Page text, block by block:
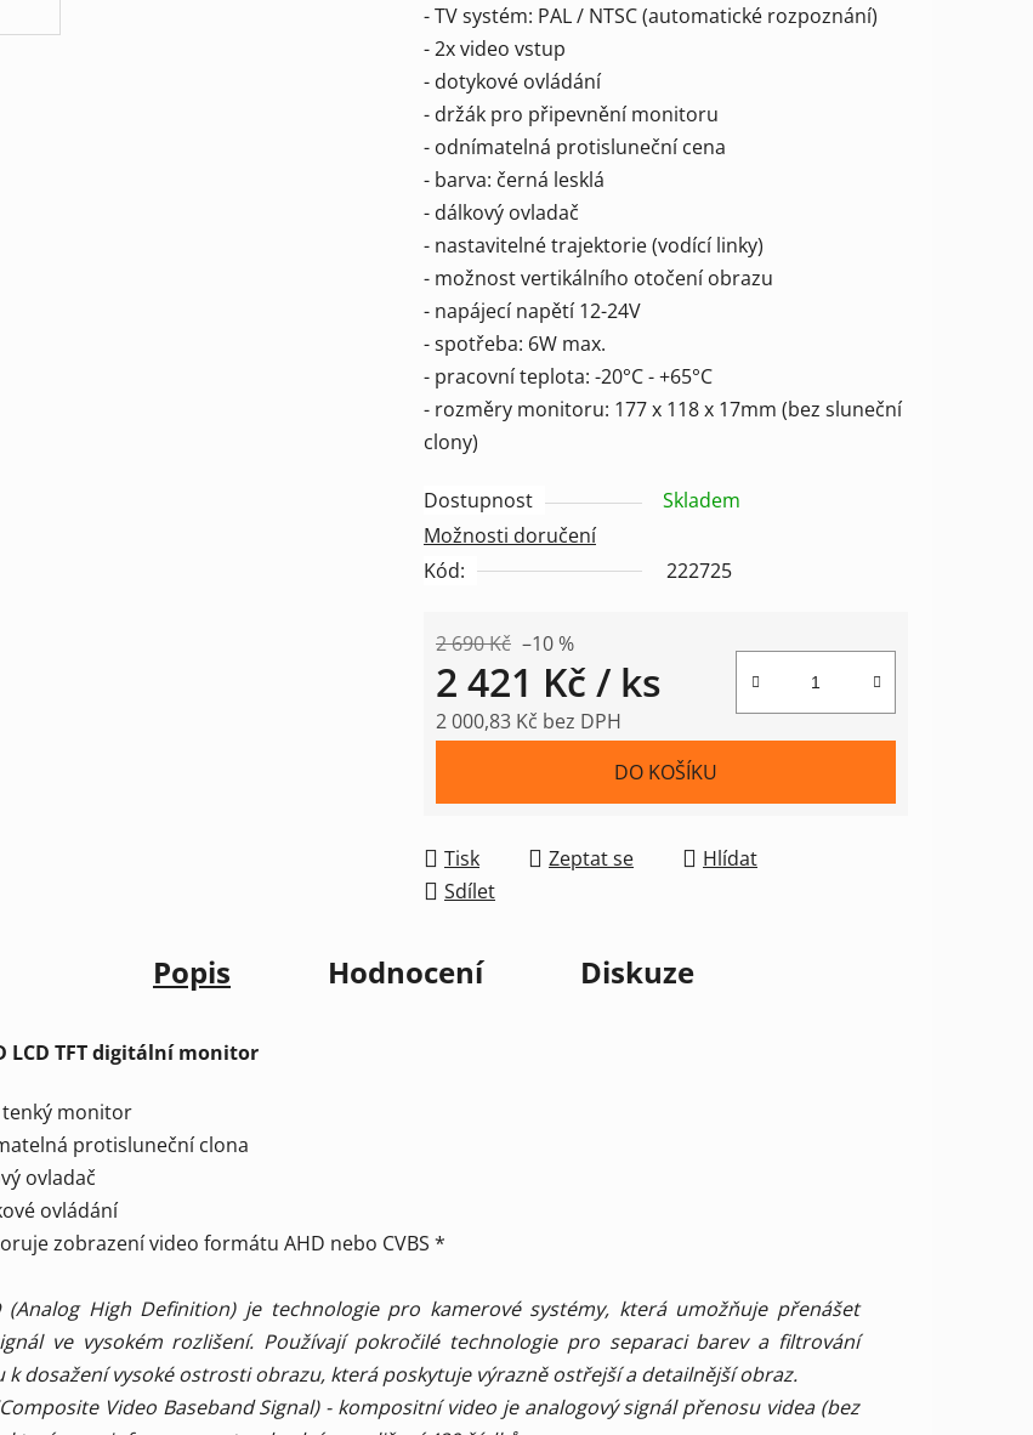
- TV systém: PAL / NTSC (automatické rozpoznání)
- 2x video vstup
- dotykové ovládání
- držák pro připevnění monitoru
- odnímatelná protisluneční cena
- barva: černá lesklá
- dálkový ovladač
- nastavitelné trajektorie (vodící linky)
- možnost vertikálního otočení obrazu
- napájecí napětí 12-24V
- spotřeba: 6W max.
- pracovní teplota: -20°C - +65°C
- rozměry monitoru: 177 x 118 x 17mm (bez sluneční
clony)
Dostupnost
Skladem
Možnosti doručení
Kód:
222725
2 690 Kč –10 %
2 421 Kč / ks
2 000,83 Kč bez DPH
DO KOŠÍKU
Tisk Zeptat se
Hlídat
Sdílet
Popis Hodnocení Diskuze
LCD TFT digitální monitor
tenký monitor
protisluneční clona
ovladač
ovládání
zobrazení video formátu AHD nebo CVBS *
(Analog High Definition) je technologie pro kamerové systémy, která umožňuje přenášet
ve vysokém rozlišení. Používají pokročilé technologie pro separaci barev a filtrování
k dosažení vysoké ostrosti obrazu, která poskytuje výrazně ostřejší a detailnější obraz.
Video Baseband Signal) - kompositní video je analogový signál přenosu videa (bez